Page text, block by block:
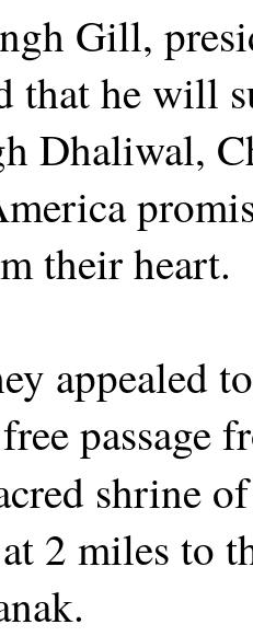
Gill,
that he will
Dhaliwal,
their
appealed
passage
shrine
2 miles to